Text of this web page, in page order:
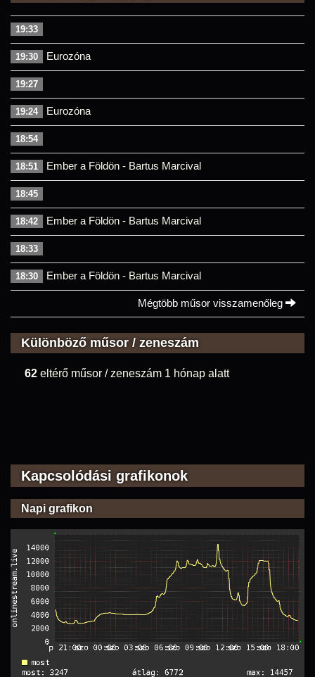
19:33
19:30 Eurozóna
19:27
19:24 Eurozóna
18:54
18:51 Ember a Földön - Bartus Marcival
18:45
18:42 Ember a Földön - Bartus Marcival
18:33
18:30 Ember a Földön - Bartus Marcival
Mégtöbb műsor visszamenőleg
Különböző műsor / zeneszám
62 eltérő műsor / zeneszám 1 hónap alatt
Kapcsolódási grafikonok
Napi grafikon